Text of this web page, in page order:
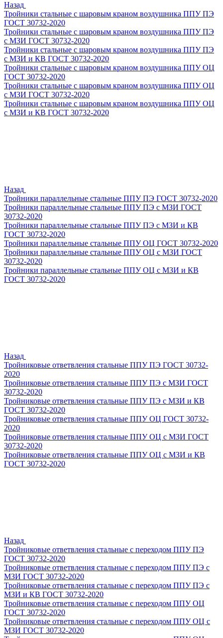
Назад
Тройники стальные с шаровым краном воздушника ППУ ПЭ
ГОСТ 30732-2020
Тройники стальные с шаровым краном воздушника ППУ ПЭ
с МЗИ ГОСТ 30732-2020
Тройники стальные с шаровым краном воздушника ППУ ПЭ
с МЗИ и КВ ГОСТ 30732-2020
Тройники стальные с шаровым краном воздушника ППУ ОЦ
ГОСТ 30732-2020
Тройники стальные с шаровым краном воздушника ППУ ОЦ
с МЗИ ГОСТ 30732-2020
Тройники стальные с шаровым краном воздушника ППУ ОЦ
с МЗИ и КВ ГОСТ 30732-2020
Назад
Тройники параллельные стальные ППУ ПЭ ГОСТ 30732-2020
Тройники параллельные стальные ППУ ПЭ с МЗИ ГОСТ
30732-2020
Тройники параллельные стальные ППУ ПЭ с МЗИ и КВ
ГОСТ 30732-2020
Тройники параллельные стальные ППУ ОЦ ГОСТ 30732-2020
Тройники параллельные стальные ППУ ОЦ с МЗИ ГОСТ
30732-2020
Тройники параллельные стальные ППУ ОЦ с МЗИ и КВ
ГОСТ 30732-2020
Назад
Тройниковые ответвления стальные ППУ ПЭ ГОСТ 30732-
2020
Тройниковые ответвления стальные ППУ ПЭ с МЗИ ГОСТ
30732-2020
Тройниковые ответвления стальные ППУ ПЭ с МЗИ и КВ
ГОСТ 30732-2020
Тройниковые ответвления стальные ППУ ОЦ ГОСТ 30732-
2020
Тройниковые ответвления стальные ППУ ОЦ с МЗИ ГОСТ
30732-2020
Тройниковые ответвления стальные ППУ ОЦ с МЗИ и КВ
ГОСТ 30732-2020
Назад
Тройниковые ответвления стальные с переходом ППУ ПЭ
ГОСТ 30732-2020
Тройниковые ответвления стальные с переходом ППУ ПЭ с
МЗИ ГОСТ 30732-2020
Тройниковые ответвления стальные с переходом ППУ ПЭ с
МЗИ и КВ ГОСТ 30732-2020
Тройниковые ответвления стальные с переходом ППУ ОЦ
ГОСТ 30732-2020
Тройниковые ответвления стальные с переходом ППУ ОЦ с
МЗИ ГОСТ 30732-2020